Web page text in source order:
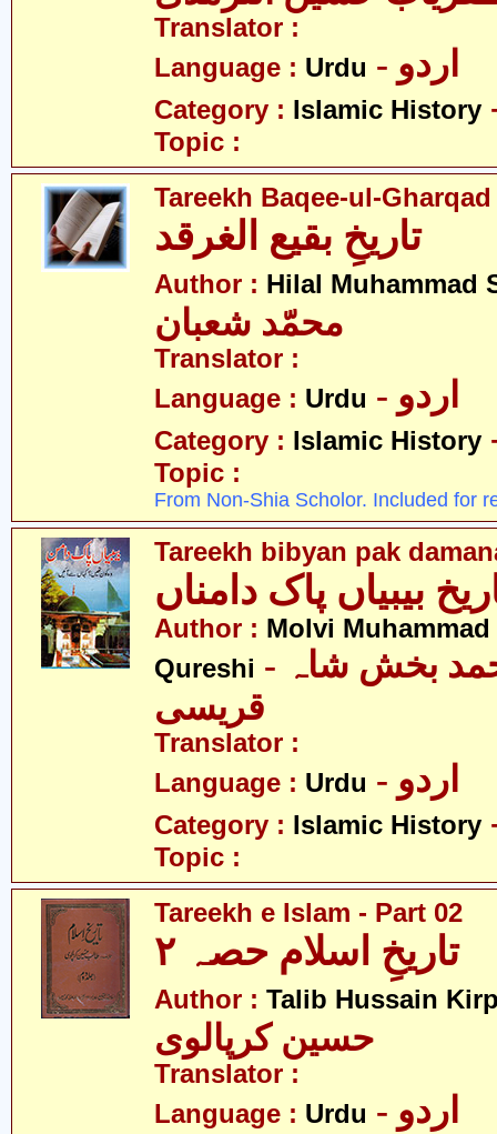
Translator :
Language : Urdu - اردو
Category : Islamic History
Topic :
Tareekh Baqee-ul-Gharqad
تاریخِ بقیع الغرقد
Author : Hilal Muhammad
محمّد شعبان
Translator :
Language : Urdu - اردو
Category : Islamic History
Topic :
From Non-Shia Scholor. Included for
Tareekh bibyan pak
بیبیاں پاک دامناں
Author : Molvi
Qureshi - مولوی محمد بخش شاہ
قریسی
Translator :
Language : Urdu - اردو
Category : Islamic History
Topic :
Tareekh e Islam - Part 02
تاریخِ اسلام حصہ ۲
Author : Talib Hussain
حسین کرپالوی
Translator :
Language : Urdu - اردو